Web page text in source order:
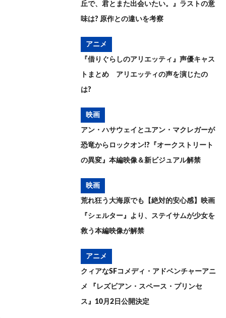
丘で、君とまた出会いたい。』ラストの意
味は? 原作との違いを考察
アニメ
『借りぐらしのアリエッティ』声優キャス
トまとめ アリエッティの声を演じたの
は?
映画
アン・ハサウェイとユアン・マクレガーが
恐竜からロックオン!?『オークストリート
の異変』本編映像＆新ビジュアル解禁
映画
荒れ狂う大海原でも【絶対的安心感】映画
『シェルター』より、ステイサムが少女を
救う本編映像が解禁
アニメ
クィアなSFコメディ・アドベンチャーアニ
メ 『レズビアン・スペース・プリンセ
ス』10月2日公開決定